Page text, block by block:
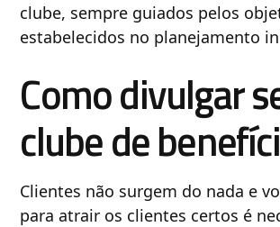
clube, sempre guiados pelos
estabelecidos no planejamento
Como divulgar
clube de
Clientes não surgem do nada e
para atrair os clientes certos é